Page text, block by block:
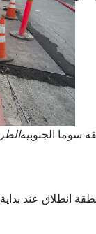
الطريق فيسوما الجنوبية
انطلاق عند